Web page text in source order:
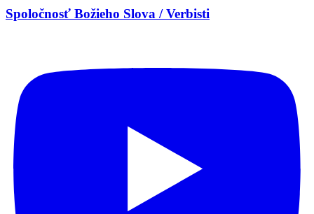
Spoločnosť Božieho Slova / Verbisti